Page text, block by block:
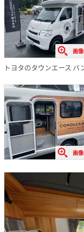
画
トヨタのタウンエース バ
画